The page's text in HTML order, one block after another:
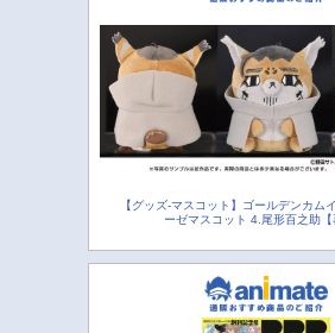
【グッズ-マスコット】ゴールデンカム
ーゼマスコット 4.尾形百之助【